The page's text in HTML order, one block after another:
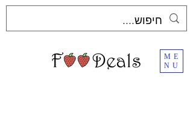
ME
NU